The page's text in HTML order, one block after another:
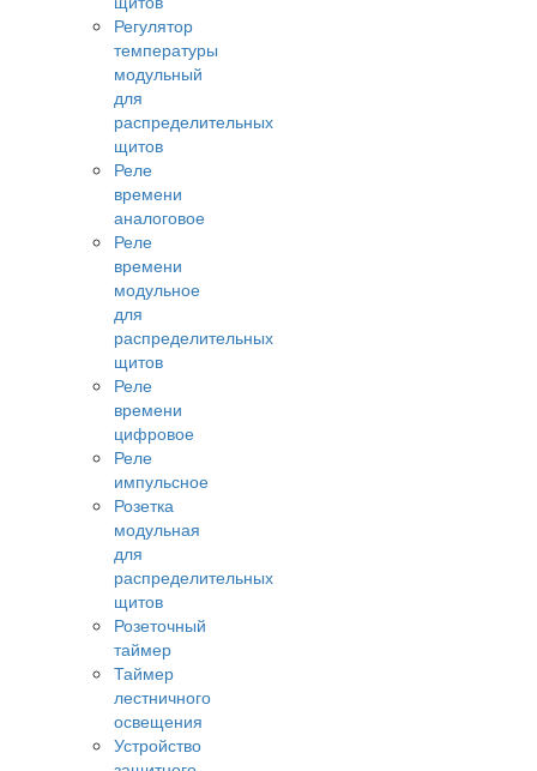
Регулятор
температуры
модульный
для
распределительных
щитов
Реле
времени
аналоговое
Реле
времени
модульное
для
распределительных
щитов
Реле
времени
цифровое
Реле
импульсное
Розетка
модульная
для
распределительных
щитов
Розеточный
таймер
Таймер
лестничного
освещения
Устройство